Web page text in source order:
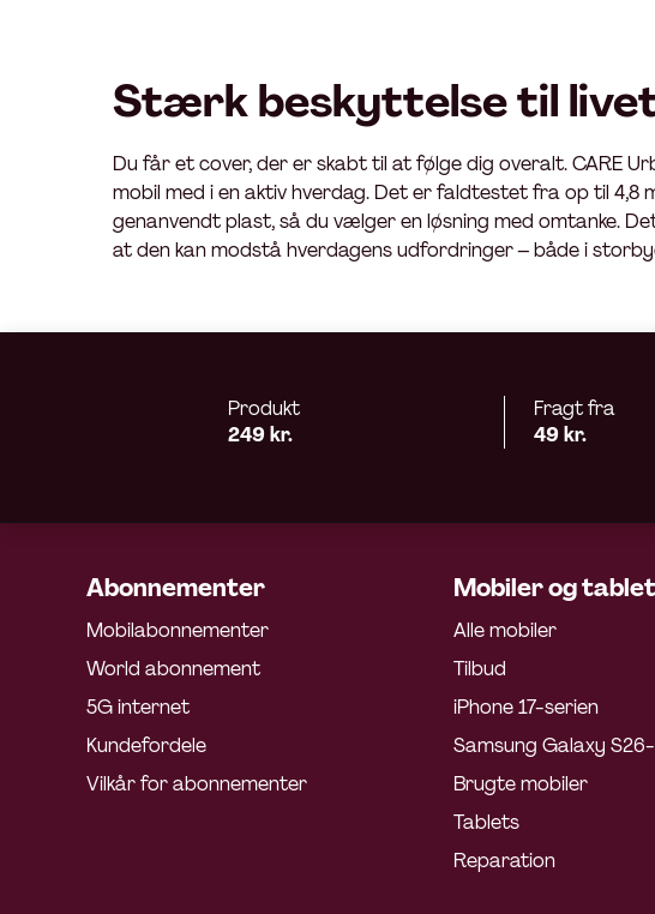
Stærk beskyttelse til
Du får et cover, der er skabt til at følge dig overalt. CARE
mobil med i en aktiv hverdag. Det er faldtestet fra op til
genanvendt plast, så du vælger en løsning med omtanke.
at den kan modstå hverdagens udfordringer – både i
Produkt
249 kr.
Fragt fra
49 kr.
Abonnementer
Mobilabonnementer
World abonnement
5G internet
Kundefordele
Vilkår for abonnementer
Mobiler og
Alle mobiler
Tilbud
iPhone 17-serien
Samsung Galaxy
Brugte mobiler
Tablets
Reparation